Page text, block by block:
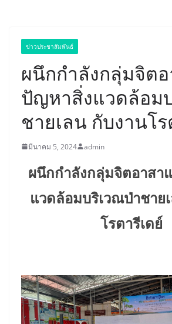
MRT วาง POVA 8 Series จุดเริ่มต้
ข่าวประชาสัมพันธ์
ผนึกกำลังกลุ่มจิต
ปัญหาสิ่งแวดล้อม
ชายเลน กับงานโร
มีนาคม 5, 2024 admin
ผนึกกำลังกลุ่มจิตอาสา
แวดล้อมบริเวณป่าชาย
โรตารีเดย์